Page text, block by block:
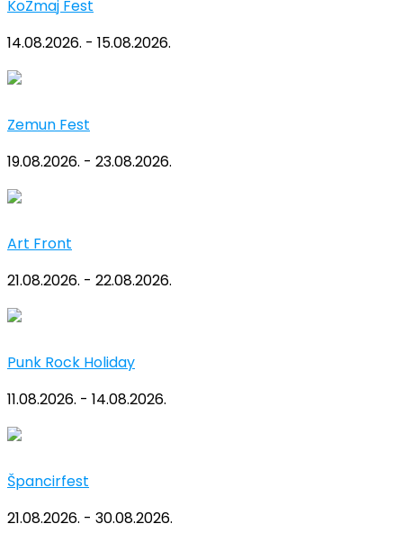
KoZmaj Fest
14.08.2026. - 15.08.2026.
Zemun Fest
19.08.2026. - 23.08.2026.
Art Front
21.08.2026. - 22.08.2026.
Punk Rock Holiday
11.08.2026. - 14.08.2026.
Špancirfest
21.08.2026. - 30.08.2026.